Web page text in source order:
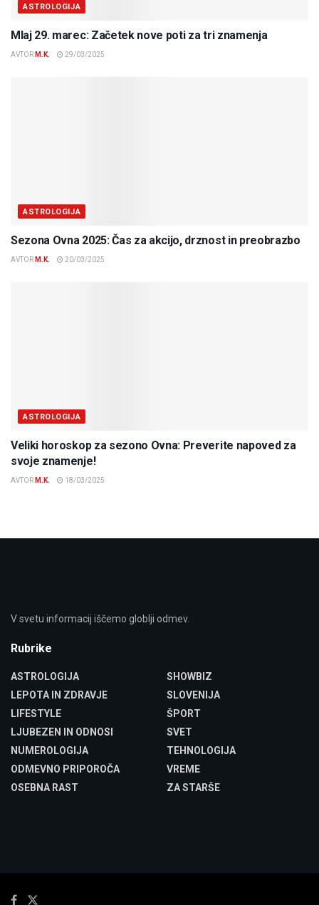
ASTROLOGIJA
Mlaj 29. marec: Začetek nove poti za tri znamenja
AVTOR M.K. 29/03/2025
ASTROLOGIJA
Sezona Ovna 2025: Čas za akcijo, drznost in preobrazbo
AVTOR M.K. 20/03/2025
ASTROLOGIJA
Veliki horoskop za sezono Ovna: Preverite napoved za
svoje znamenje!
AVTOR M.K. 18/03/2025
V svetu informacij iščemo globlji odmev.
Rubrike
ASTROLOGIJA
LEPOTA IN ZDRAVJE
LIFESTYLE
LJUBEZEN IN ODNOSI
NUMEROLOGIJA
ODMEVNO PRIPOROČA
OSEBNA RAST
SHOWBIZ
SLOVENIJA
ŠPORT
SVET
TEHNOLOGIJA
VREME
ZA STARŠE